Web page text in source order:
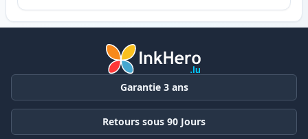
Garantie 3 ans
Retours sous 90 Jours